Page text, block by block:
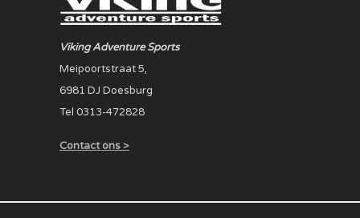
Viking Adventure Sports
Meipoortstraat 5,
6981 DJ Doesburg
Tel 0313-472828
Contact ons >